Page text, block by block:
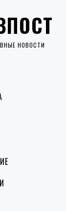
НОВОСТИ